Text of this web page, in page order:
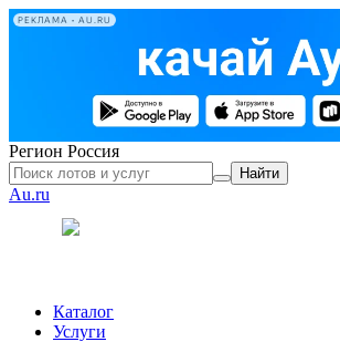
РЕКЛАМА • AU.RU
Регион Россия
Найти
Au.ru
Каталог
Услуги